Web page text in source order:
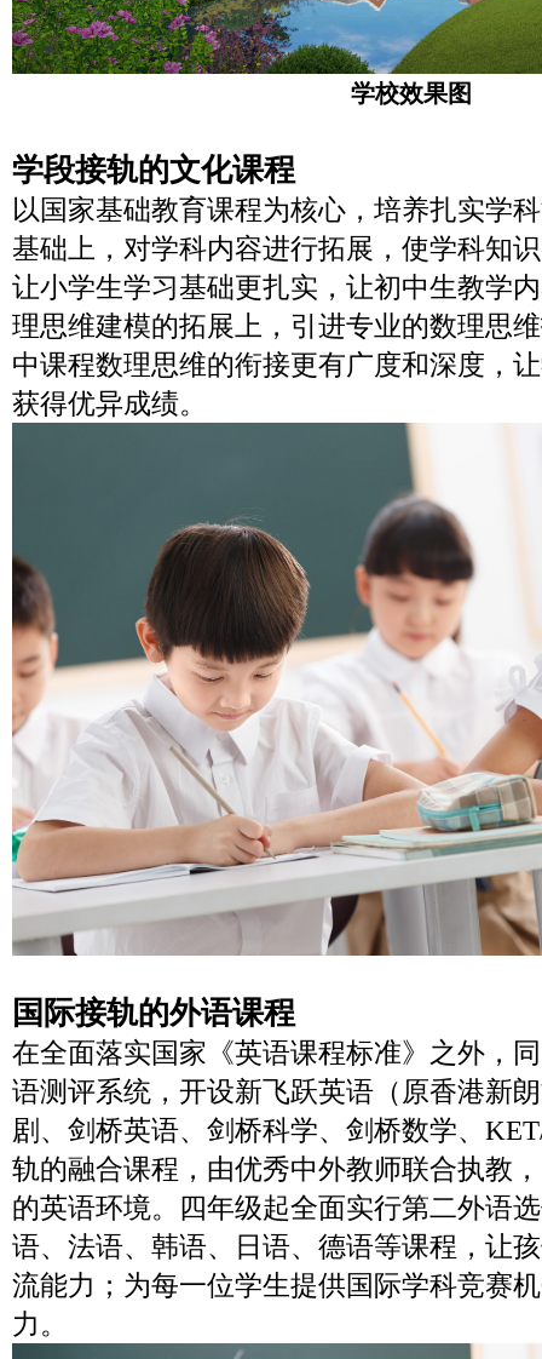
学校效果图
学段接轨的文化课程
以国家基础教育课程为核心，培养扎实学
基础上，对学科内容进行拓展，使学科知
让小学生学习基础更扎实，让初中生教学
理思维建模的拓展上，引进专业的数理思
中课程数理思维的衔接更有广度和深度，
获得优异成绩。
国际接轨的外语课程
在全面落实国家《英语课程标准》之外，
语测评系统，开设新飞跃英语（原香港新
剧、剑桥英语、剑桥科学、剑桥数学、
轨的融合课程，由优秀中外教师联合执教
的英语环境。四年级起全面实行第二外语
语、法语、韩语、日语、德语等课程，让
流能力；为每一位学生提供国际学科竞赛
力。